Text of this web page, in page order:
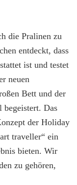
die Pralinen zu
entdeckt, dass
ist und testet
neuen
Bett und der
Das
der Holiday
traveller“ ein
bieten. Wir
zu gehören,